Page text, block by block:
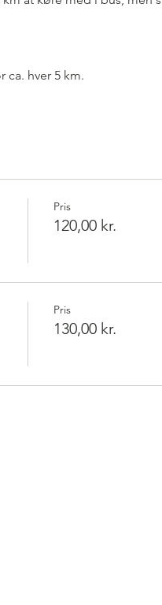
hver 5 km.
Pris
120,00 kr.
Pris
130,00 kr.